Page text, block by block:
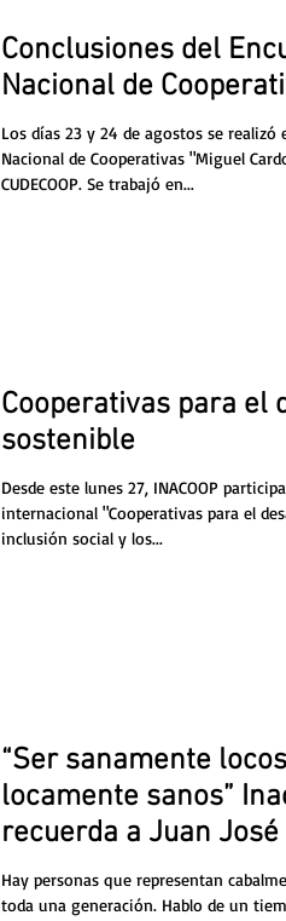
Conclusiones del
Nacional de
Los días 23 y 24 de agostos se realizó
Nacional de Cooperativas "Miguel
CUDECOOP. Se trabajó en...
Cooperativas para el
sostenible
Desde este lunes 27, INACOOP
internacional "Cooperativas para el
inclusión social y los...
“Ser sanamente
locamente sanos”
recuerda a Juan
Hay personas que representan
toda una generación. Hablo de un